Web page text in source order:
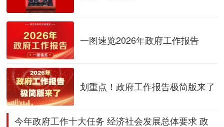
一图速览2026年政府工作报告
划重点！政府工作报告极简版来了
今年政府工作十大任务 经济社会发展总体要求 政